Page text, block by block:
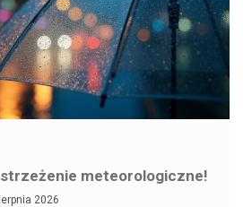
meteorologiczne!
2026